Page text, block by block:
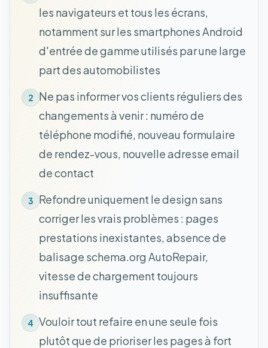
les navigateurs et tous les écrans,
notamment sur les smartphones Android
d'entrée de gamme utilisés par une large
part des automobilistes
2 Ne pas informer vos clients réguliers des
changements à venir : numéro de
téléphone modifié, nouveau formulaire
de rendez-vous, nouvelle adresse email
de contact
3 Refondre uniquement le design sans
corriger les vrais problèmes : pages
prestations inexistantes, absence de
balisage schema.org AutoRepair,
vitesse de chargement toujours
insuffisante
4 Vouloir tout refaire en une seule fois
plutôt que de prioriser les pages à fort